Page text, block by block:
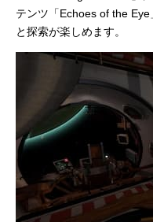
テンツ「Echoes of the
と探索が楽しめます。